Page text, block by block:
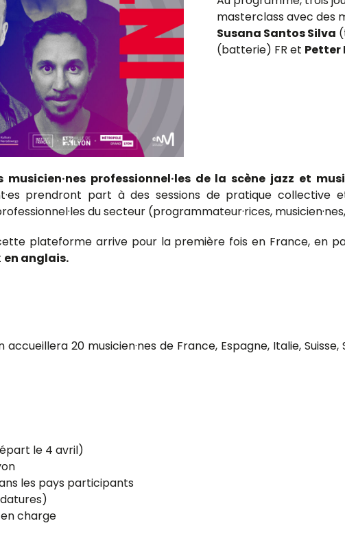
masterclass avec des
Susana Santos Silva
(batterie) FR et Petter
musicien·nes professionnel·les de la scène jazz et
prendront part à des sessions de pratique collective
du secteur (programmateur·rices,
plateforme arrive pour la première fois en France, en
en anglais.
20 musicien·nes de France, Espagne, Italie,
le 4 avril)
les pays participants
charge